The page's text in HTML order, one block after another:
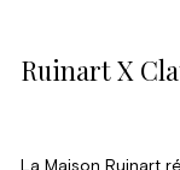
Ruinart X
La Maison Ruinart